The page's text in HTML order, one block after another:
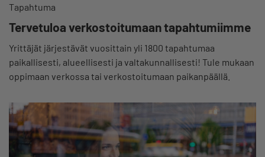
Tapahtuma
Tervetuloa verkostoitumaan tapahtumiimme
Yrittäjät järjestävät vuosittain yli 1800 tapahtumaa
paikallisesti, alueellisesti ja valtakunnallisesti! Tule mukaan
oppimaan verkossa tai verkostoitumaan paikanpäällä.